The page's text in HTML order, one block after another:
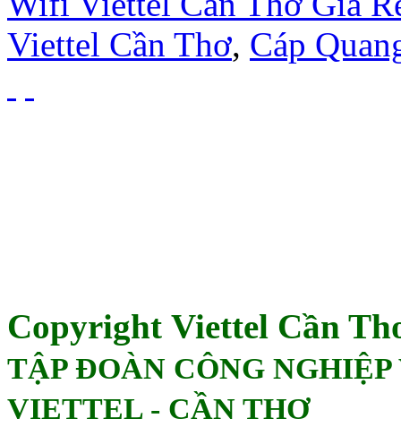
Viettel Cần Thơ, Cáp
Copyright Viettel Cần
TẬP ĐOÀN CÔNG
VIETTEL - CẦN THƠ